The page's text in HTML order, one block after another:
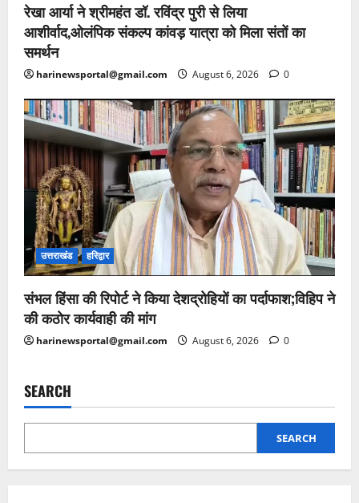
रेखा आर्या ने श्रीमहंत डॉ. रविंद्र पुरी से लिया
आशीर्वाद,ओलंपिक संकल्प कांवड़ यात्रा को मिला संतों का
समर्थन
harinewsportal@gmail.com August 6, 2026 0
उत्तराखंड हरिद्वार
संभल हिंसा की रिपोर्ट ने किया देशद्रोहियों का पर्दाफाश;विहिप ने
की कठोर कार्यवाही की मांग
harinewsportal@gmail.com August 6, 2026 0
SEARCH
SEARCH